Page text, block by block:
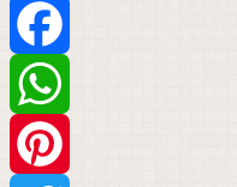
Facebook
WhatsApp